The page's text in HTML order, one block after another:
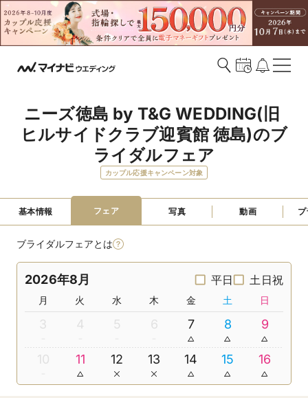
ニーズ徳島 by T&G WEDDING(旧
ヒルサイドクラブ迎賓館 徳島)のブ
ライダルフェア
カップル応援キャンペーン対象
基本情報 フェア 写真 動画
ブライダルフェアとは
2026年8月 平日 土日祝
月 火 水 木 金 土 日
3 4 5 6 7 8 9
10 11 12 13 14 15 16